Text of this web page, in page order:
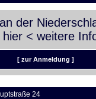
der
hier < weitere
[ zur Anmeldung ]
24